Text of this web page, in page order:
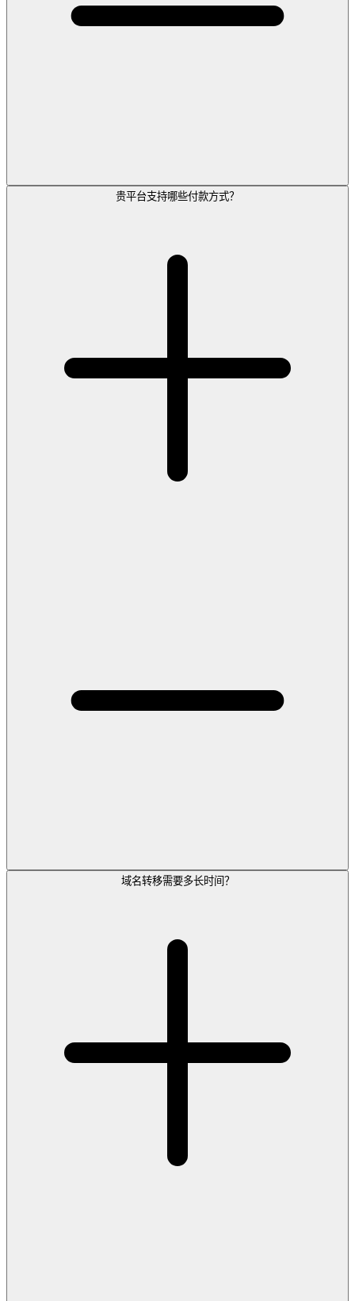
贵平台支持哪些付款方式？
域名转移需要多长时间？